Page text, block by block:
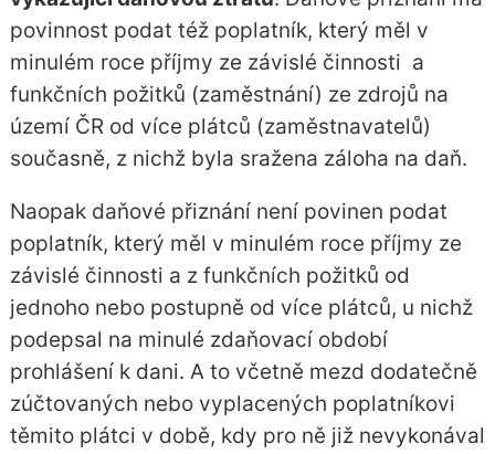
povinnost podat též poplatník, který měl v
minulém roce příjmy ze závislé činnosti a
funkčních požitků (zaměstnání) ze zdrojů na
území ČR od více plátců (zaměstnavatelů)
současně, z nichž byla sražena záloha na daň.
Naopak daňové přiznání není povinen podat
poplatník, který měl v minulém roce příjmy ze
závislé činnosti a z funkčních požitků od
jednoho nebo postupně od více plátců, u nichž
podepsal na minulé zdaňovací období
prohlášení k dani. A to včetně mezd dodatečně
zúčtovaných nebo vyplacených poplatníkovi
těmito plátci v době, kdy pro ně již nevykonával